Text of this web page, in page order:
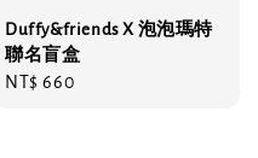
Duffy&friends X 泡泡瑪特
聯名盲盒
Regular
NT$ 660